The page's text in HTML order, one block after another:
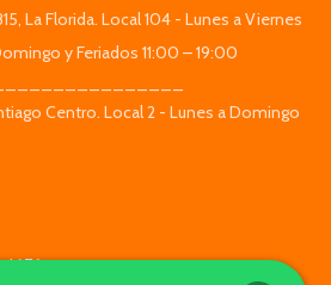
La Florida. Local 104 - Lunes a Viernes
y Feriados 11:00 – 19:00
Centro. Local 2 - Lunes a Domingo
4676